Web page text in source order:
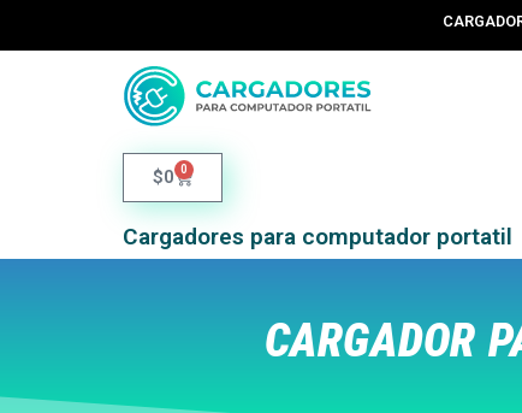
$0 0
Cargadores para computador portatil
CARGADOR